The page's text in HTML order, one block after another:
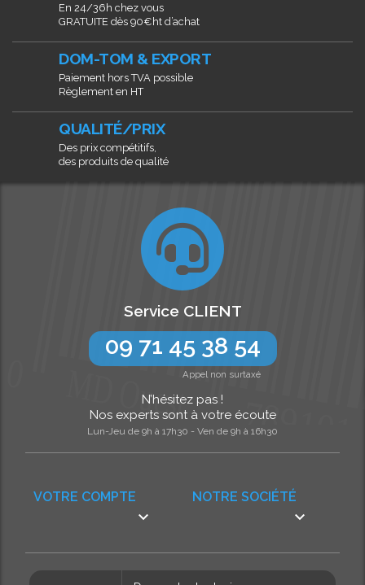
En 24/36h chez vous
GRATUITE dès 90€ht d’achat
DOM-TOM & EXPORT
Paiement hors TVA possible
Règlement en HT
QUALITÉ/PRIX
Des prix compétitifs,
des produits de qualité
NOTRE SOCIÉTÉ

VOTRE COMPTE

Service CLIENT
09 71 45 38 54
Appel non surtaxé
N’hésitez pas !
Nos experts sont à votre écoute
Lun-Jeu de 9h à 17h30 - Ven de 9h à 16h30